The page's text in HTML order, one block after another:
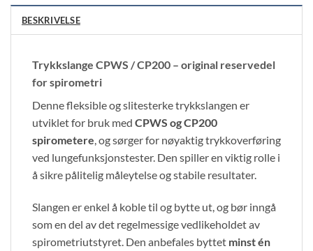
BESKRIVELSE
Trykkslange CPWS / CP200 – original reservedel
for spirometri
Denne fleksible og slitesterke trykkslangen er
utviklet for bruk med CPWS og CP200
spirometere, og sørger for nøyaktig trykkoverføring
ved lungefunksjonstester. Den spiller en viktig rolle i
å sikre pålitelig måleytelse og stabile resultater.
Slangen er enkel å koble til og bytte ut, og bør inngå
som en del av det regelmessige vedlikeholdet av
spirometriutstyret. Den anbefales byttet minst én